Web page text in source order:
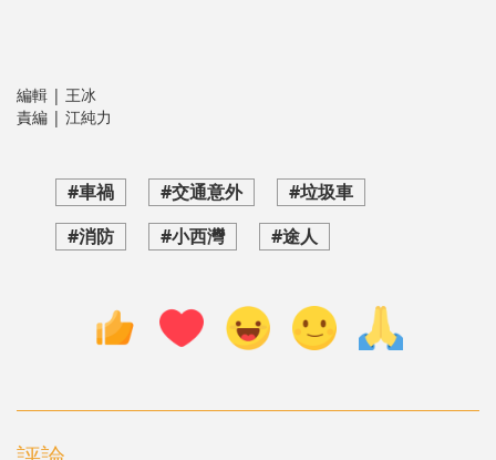
編輯 | 王冰
責編 | 江純力
#車禍 #交通意外
#垃圾車
#消防
#小西灣 #途人